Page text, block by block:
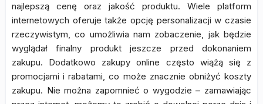
najlepszą cenę oraz jakość produktu. Wiele platform
internetowych oferuje także opcję personalizacji w czasie
rzeczywistym, co umożliwia nam zobaczenie, jak będzie
wyglądał finalny produkt jeszcze przed dokonaniem
zakupu. Dodatkowo zakupy online często wiążą się z
promocjami i rabatami, co może znacznie obniżyć koszty
zakupu. Nie można zapomnieć o wygodzie – zamawiając